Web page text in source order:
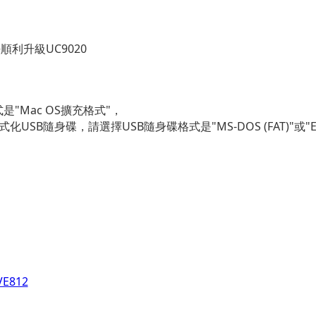
利升級UC9020
"Mac OS擴充格式"，
化USB隨身碟，請選擇USB隨身碟格式是"MS-DOS (FAT)"或